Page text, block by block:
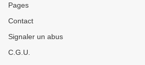
Pages
Contact
Signaler un abus
C.G.U.